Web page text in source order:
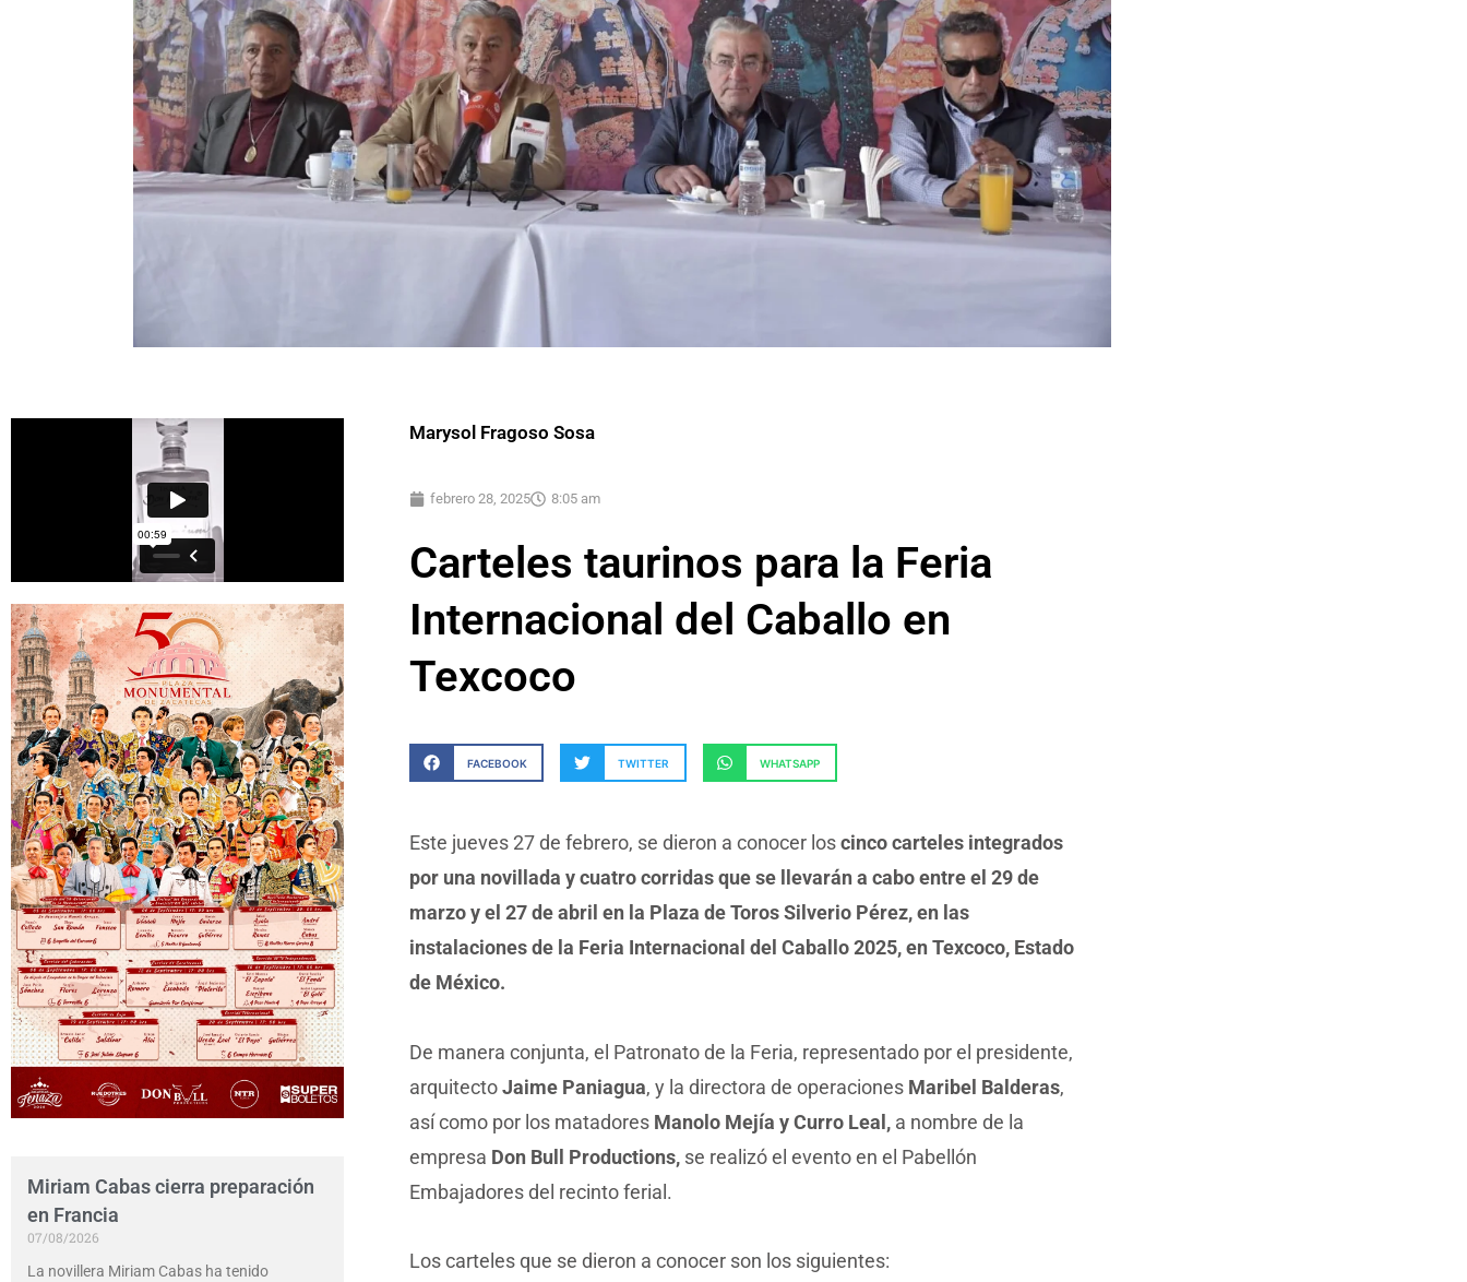
Miriam Cabas cierra preparación
en Francia
07/08/2026
La novillera Miriam Cabas ha tenido
Marysol Fragoso Sosa
febrero 28, 2025 8:05 am
Carteles taurinos para la Feria
Internacional del Caballo en
Texcoco
FACEBOOK TWITTER WHATSAPP
Este jueves 27 de febrero, se dieron a conocer loscinco carteles integrados
por una novillada y cuatro corridas que se llevarán a cabo entre el 29 de
marzo y el 27 de abril en la Plaza de Toros Silverio Pérez, en las
instalaciones de la Feria Internacional del Caballo 2025, en Texcoco, Estado
de México.
De manera conjunta, el Patronato de la Feria, representado por el presidente,
arquitectoJaime Paniagua, y la directora de operaciones Maribel Balderas,
así como por los matadores Manolo Mejía y Curro Leal, a nombre de la
empresa Don Bull Productions,se realizó el evento en el Pabellón
Embajadores del recinto ferial.
Los carteles que se dieron a conocer son los siguientes: